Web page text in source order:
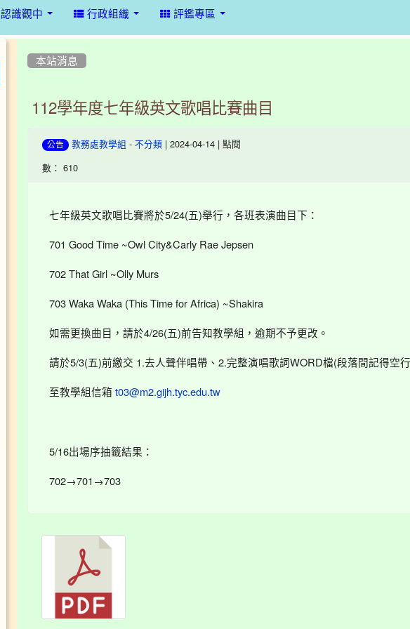
認識觀中 行政組織 評鑑專區
本站消息
112學年度七年級英文歌唱比賽曲目
公告 教務處教學組 - 不分類 | 2024-04-14 | 點閱
數： 610
七年級英文歌唱比賽將於5/24(五)舉行，各班表演曲目下：
701 Good Time ~Owl City&Carly Rae Jepsen
702 That Girl ~Olly Murs
703 Waka Waka (This Time for Africa) ~Shakira
如需更換曲目，請於4/26(五)前告知教學組，逾期不予更改。
請於5/3(五)前繳交 1.去人聲伴唱帶、2.完整演唱歌詞WORD檔(段落間記得空
至教學組信箱 t03@m2.gijh.tyc.edu.tw
5/16出場序抽籤結果：
702→701→703